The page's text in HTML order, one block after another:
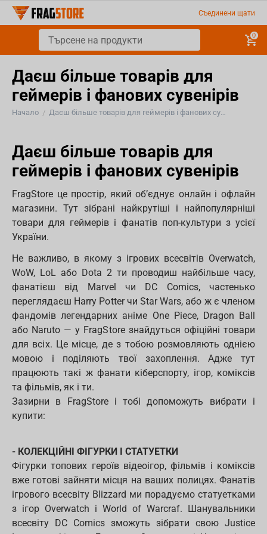
Съединени щати
0
Даєш більше товарів для
геймерів і фанових сувенірів
Начало / Даєш більше товарів для геймерів і фанових сувенірів
Даєш більше товарів для
геймерів і фанових сувенірів
FragStore це простір, який об’єднує онлайн і офлайн
магазини. Тут зібрані найкрутіші і найпопулярніші
товари для геймерів і фанатів поп-культури з усієї
України.
Не важливо, в якому з ігрових всесвітів Overwatch,
WoW, LoL або Dota 2 ти проводиш найбільше часу,
фанатієш від Marvel чи DC Comics, частенько
переглядаєш Harry Potter чи Star Wars, або ж є членом
фандомів легендарних аніме One Piece, Dragon Ball
або Naruto — у FragStore знайдуться офіційні товари
для всіх. Це місце, де з тобою розмовляють однією
мовою і поділяють твої захоплення. Адже тут
працюють такі ж фанати кіберспорту, ігор, коміксів
та фільмів, як і ти.
Зазирни в FragStore і тобі допоможуть вибрати і
купити:
- КОЛЕКЦІЙНІ ФІГУРКИ І СТАТУЕТКИ
Фігурки топових героїв відеоігор, фільмів і коміксів
вже готові зайняти місця на ваших полицях. Фанатів
ігрового всесвіту Blizzard ми порадуємо статуетками
з ігор Overwatch і World of Warcraf. Шанувальники
всесвіту DC Comics зможуть зібрати свою Justice